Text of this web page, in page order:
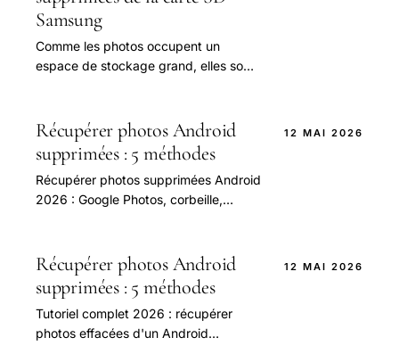
Samsung
Comme les photos occupent un
espace de stockage grand, elles sont
téléphone dispose.
Récupérer photos Android
supprimées : 5 méthodes
Récupérer photos supprimées Android
2026 : Google Photos, corbeille,
12 MAI 2026
Récupérer photos Android
supprimées : 5 méthodes
Tutoriel complet 2026 : récupérer
photos effacées d'un Android
12 MAI 2026